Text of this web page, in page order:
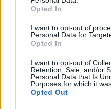
Opted In
I want to opt-out of
Personal Data for
Opted In
I want to opt-out of
Retention, Sale, and/or
Personal Data that Is
Purposes for which it
Opted Out